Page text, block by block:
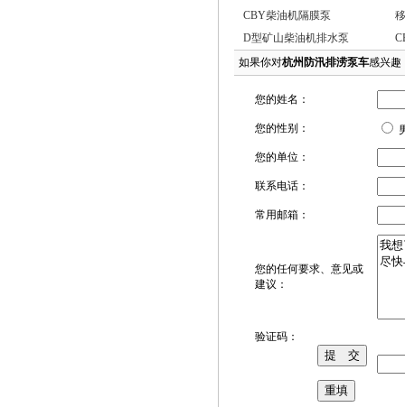
CBY柴油机隔膜泵
D型矿山柴油机排水泵
如果你对杭州防汛排涝泵车感兴趣
您的姓名：
您的性别：
您的单位：
联系电话：
常用邮箱：
您的任何要求、意见或
建议：
验证码：